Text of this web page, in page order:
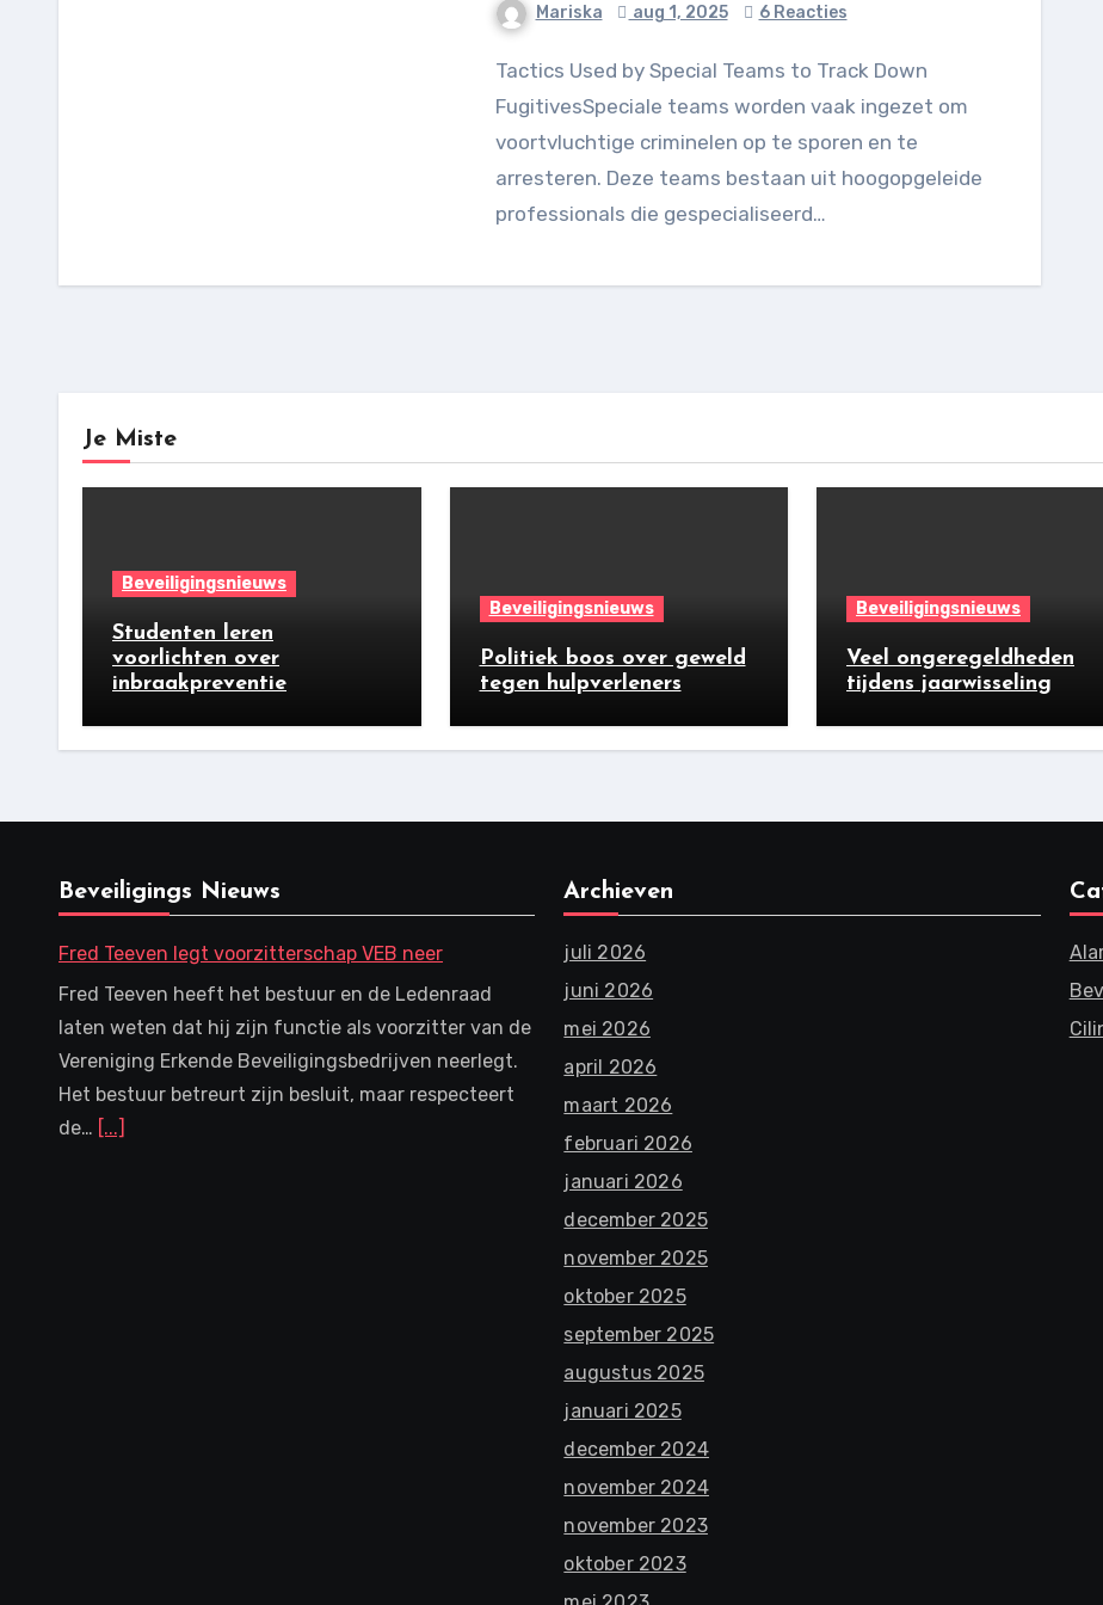
Mariska aug 1, 2025 6 Reacties
Tactics Used by Special Teams to Track Down
FugitivesSpeciale teams worden vaak ingezet om
voortvluchtige criminelen op te sporen en te
arresteren. Deze teams bestaan uit hoogopgeleide
professionals die gespecialiseerd…
Je Miste
Beveiligingsnieuws
Studenten leren
voorlichten over
inbraakpreventie
Beveiligingsnieuws
Politiek boos over geweld
tegen hulpverleners
Beveiligingsnieuws
Veel ongeregeldheden
tijdens jaarwisseling
Beveiligings Nieuws
Fred Teeven legt voorzitterschap VEB neer
Fred Teeven heeft het bestuur en de Ledenraad
laten weten dat hij zijn functie als voorzitter van de
Vereniging Erkende Beveiligingsbedrijven neerlegt.
Het bestuur betreurt zijn besluit, maar respecteert
de… [...]
Archieven
juli 2026
juni 2026
mei 2026
april 2026
maart 2026
februari 2026
januari 2026
december 2025
november 2025
oktober 2025
september 2025
augustus 2025
januari 2025
december 2024
november 2024
november 2023
oktober 2023